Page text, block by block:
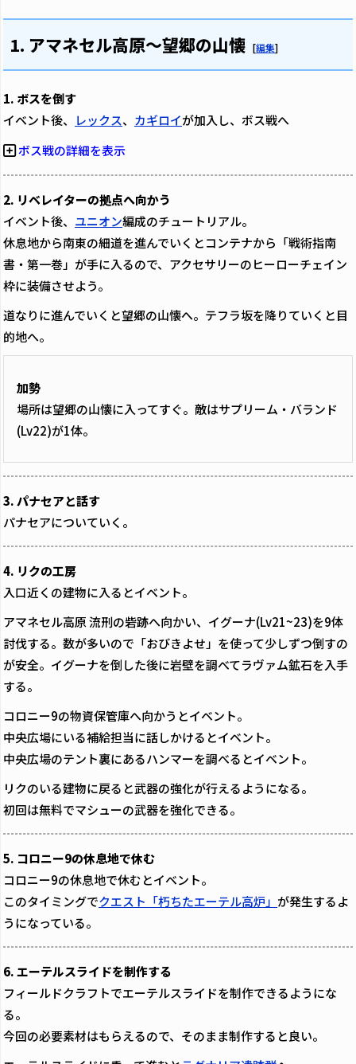
1. アマネセル高原～望郷の山懐 [編集]
1. ボスを倒す
イベント後、
レックス、 カギロイが加入し、ボス戦へ
ボス戦の詳細を表示
2. リベレイターの拠点へ向かう
イベント後、 ユニオン編成のチュートリアル。
休息地から南東の細道を進んでいくとコンテナから「戦術指南
書・第一巻」が手に入るので、アクセサリーのヒーローチェイン
枠に装備させよう。
道なりに進んでいくと望郷の山懐へ。テフラ坂を降りていくと目
的地へ。
加勢
場所は望郷の山懐に入ってすぐ。敵はサプリーム・バランド
(Lv22)が1体。
3. パナセアと話す
パナセアについていく。
4. リクの工房
入口近くの建物に入るとイベント。
アマネセル高原 流刑の砦跡へ向かい、イグーナ(Lv21~23)を9体
討伐する。数が多いので「おびきよせ」を使って少しずつ倒すの
が安全。イグーナを倒した後に岩壁を調べてラヴァム鉱石を入手
する。
コロニー9の物資保管庫へ向かうとイベント。
中央広場にいる補給担当に話しかけるとイベント。
中央広場のテント裏にあるハンマーを調べるとイベント。
リクのいる建物に戻ると武器の強化が行えるようになる。
初回は無料でマシューの武器を強化できる。
5. コロニー9の休息地で休む
コロニー9の休息地で休むとイベント。
このタイミングでクエスト「朽ちたエーテル高炉」 が発生するよ
うになっている。
6. エーテルスライドを制作する
フィールドクラフトでエーテルスライドを制作できるようにな
る。
今回の必要素材はもらえるので、そのまま制作すると良い。